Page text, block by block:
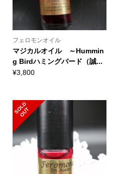
フェロモンオイル
マジカルオイル ～Hummin
g Birdハミングバード（誠...
¥3,800
S
O
L
D
O
U
T